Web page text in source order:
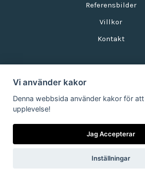
Referensbilder
Villkor
Kontakt
Vi använder kakor
Denna webbsida använder kakor för
upplevelse!
Jag Accepterar
Inställningar